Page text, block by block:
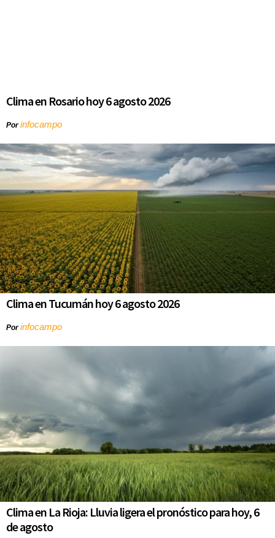
Clima en Rosario hoy 6 agosto 2026
Porinfocampo
Clima en Tucumán hoy 6 agosto 2026
Porinfocampo
Clima en La Rioja: Lluvia ligera el pronóstico para hoy, 6
de agosto